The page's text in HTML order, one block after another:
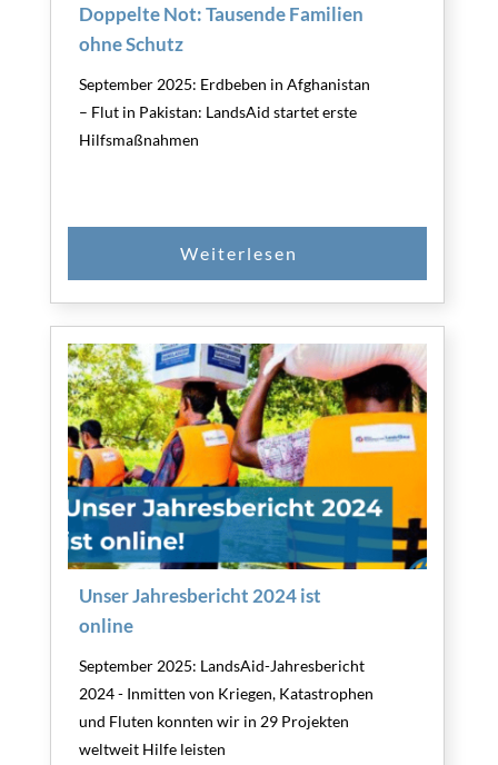
Doppelte Not: Tausende Familien
ohne Schutz
September 2025: Erdbeben in Afghanistan
– Flut in Pakistan: LandsAid startet erste
Hilfsmaßnahmen
Unser Jahresbericht 2024 ist
online
September 2025: LandsAid-Jahresbericht
2024 - Inmitten von Kriegen, Katastrophen
und Fluten konnten wir in 29 Projekten
weltweit Hilfe leisten